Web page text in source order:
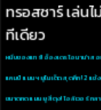
ทรอสซาร์ เล่น
ทีเดียว
หนึบของแทร่! อ็องเดร โอนาน่า ส
แคมป์ แมนฯ ยูไนเต็ด สุดคึก! 2 แ
ขนาดกด แมนยู สี่ตุง! โอลิเวอร์ ก